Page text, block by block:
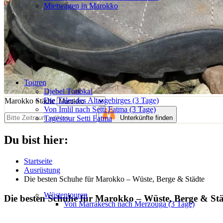
Mietwagen in Marokko
Touren
Djebel Toubkal
Die Täler des Altasgebirges (3 Tage)
Von Imlil nach Setti Fatma (3 Tage)
Tagestour Setti Fatma
Wüstentouren
Von Marrakesch nach Merzouga (3 Tage)
Marokko Städte
Unterkünfte finden
Du bist hier:
Startseite
Ausrüstung
Die besten Schuhe für Marokko – Wüste, Berge & Städte
Die besten Schuhe für Marokko – Wüste, Berge &